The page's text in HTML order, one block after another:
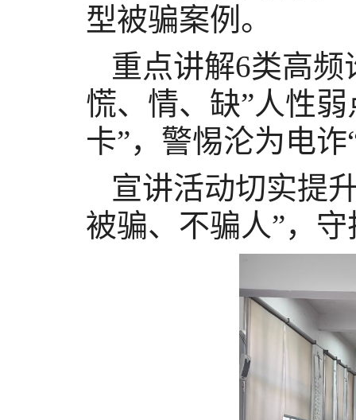
型被骗案例。
重点讲解6类高频
慌、情、缺”人性
卡”，警惕沦为电
宣讲活动切实提
被骗、不骗人”，